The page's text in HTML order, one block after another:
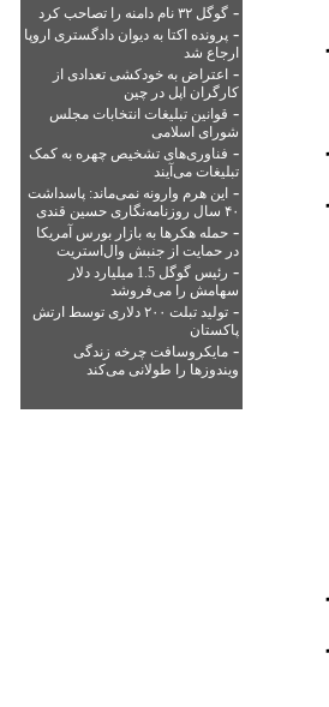
- گوگل ۳۲ نام دامنه را تصاحب کرد
- پرونده اکتا به دیوان دادگستری اروپا
ارجاع شد
- اعتراض به خودکشی تعدادی از
کارگران اپل در چین
- قوانین تبلیغات انتخابات مجلس
شورای اسلامی
- فناوری‌های تشخیص چهره به کمک
تبلیغات می‌آیند
- این هرم وارونه نمی‌ماند: پاسداشت
۴۰ سال روزنامه‌نگاری حسین قندی
- حمله هکرها به بازار بورس آمریکا
در حمایت از جنبش وال‌استریت
-
رئیس گوگل 1.5 میلیارد دلار
سهامش را می‌فروشد
-
تولید تبلت ۲۰۰ دلاری توسط ارتش
پاکستان
- مایکروسافت چرخه زندگی
ویندوزها را طولانی می‌کند